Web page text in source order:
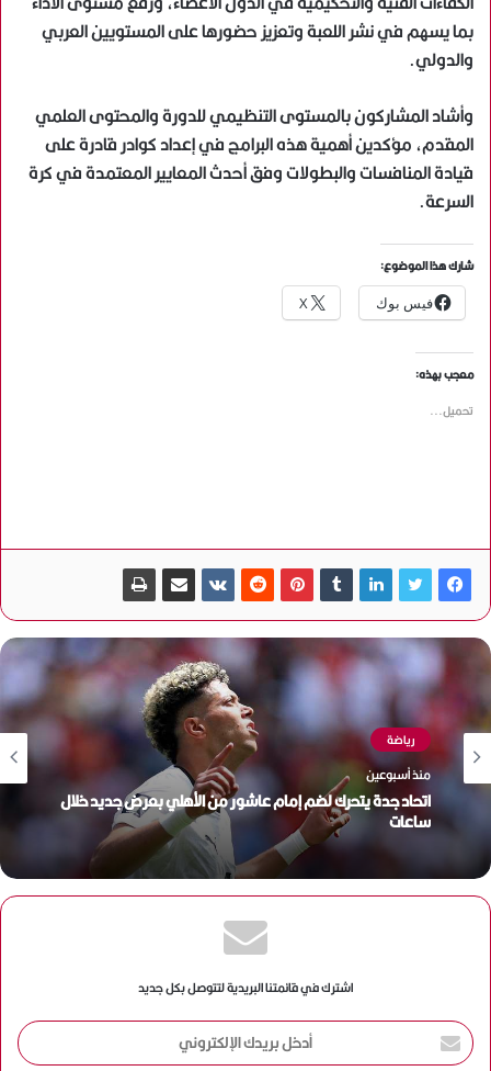
بما يسهم في نشر اللعبة وتعزيز حضورها على المستويين العربي
والدولي.
وأشاد المشاركون بالمستوى التنظيمي للدورة والمحتوى العلمي
المقدم، مؤكدين أهمية هذه البرامج في إعداد كوادر قادرة على
قيادة المنافسات والبطولات وفق أحدث المعايير المعتمدة في كرة
السرعة.
شارك هذا الموضوع:
فيس بوك X
معجب بهذه:
تحميل...
رياضة
منذ أسبوعين
اتحاد جدة يتحرك لضم إمام عاشور من الأهلي بعرض جديد خلال
ساعات
اشترك في قائمتنا البريدية لتتوصل بكل جديد
أ
د